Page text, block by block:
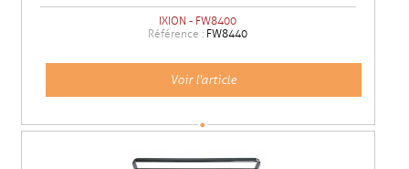
IXION - FW8400
Référence : FW8440
Voir l'article